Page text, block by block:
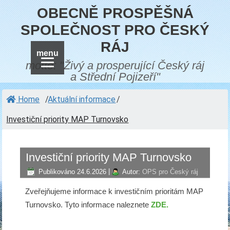
OBECNĚ PROSPĚŠNÁ
SPOLEČNOST PRO ČESKÝ
RÁJ
motto: "Živý a prosperující Český ráj
a Střední Pojizeří"
Home /Aktuální informace/
Investiční priority MAP Turnovsko
Investiční priority MAP Turnovsko
Publikováno 24.6.2026 Autor: OPS pro Český ráj
Zveřejňujeme informace k investičním prioritám MAP
Turnovsko. Tyto informace naleznete ZDE.
menu